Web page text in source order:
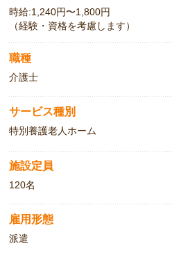
時給:1,240円〜1,800円
（経験・資格を考慮します）
職種
介護士
サービス種別
特別養護老人ホーム
施設定員
120名
雇用形態
派遣